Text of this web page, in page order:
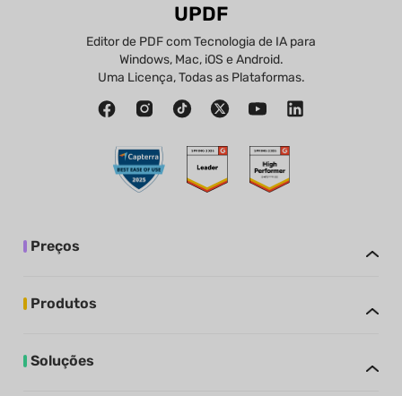
UPDF
Editor de PDF com Tecnologia de IA para
Windows, Mac, iOS e Android.
Uma Licença, Todas as Plataformas.
Preços
Produtos
Soluções